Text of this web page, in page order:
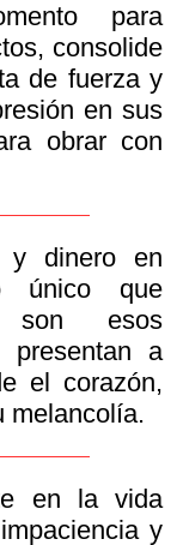
para
consolide
de fuerza y
en sus
obrar con
y dinero en
único que
son esos
presentan a
el corazón,
melancolía.
en la vida
y